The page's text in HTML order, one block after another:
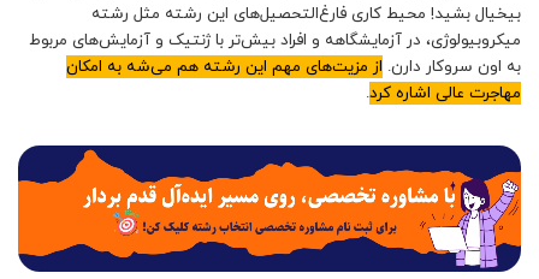
بیخیال بشید! محیط کاری فارغ‌التحصیل‌های این رشته مثل رشته
میکروبیولوژی، در آزمایشگاهه و افراد بیش‌تر با ژنتیک و آزمایش‌های مربوط
به اون سرو‌کار دارن. از مزیت‌های مهم این رشته هم می‌شه به امکان
مهاجرت عالی اشاره کرد.